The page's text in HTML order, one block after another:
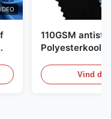
110GSM
Vind de